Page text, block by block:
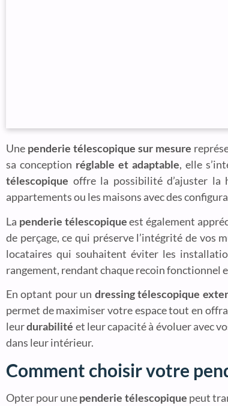
Une penderie télescopique sur mesure
sa conception réglable et adaptable, elle
télescopique offre la possibilité d’ajuster la
appartements ou les maisons avec des
La penderie télescopiqueest également
de perçage, ce qui préserve l’intégrité de vos
locataires qui souhaitent éviter les
rangement, rendant chaque recoin fonctionnel
En optant pour un dressing télescopique
permet de maximiser votre espace tout en
leurdurabilité et leur capacité à évoluer avec
dans leur intérieur.
Comment choisir votre
Opter pour unependerie télescopique peut